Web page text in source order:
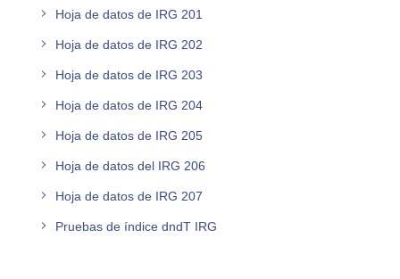
Hoja de datos de IRG 201
Hoja de datos de IRG 202
Hoja de datos de IRG 203
Hoja de datos de IRG 204
Hoja de datos de IRG 205
Hoja de datos del IRG 206
Hoja de datos de IRG 207
Pruebas de índice dndT IRG